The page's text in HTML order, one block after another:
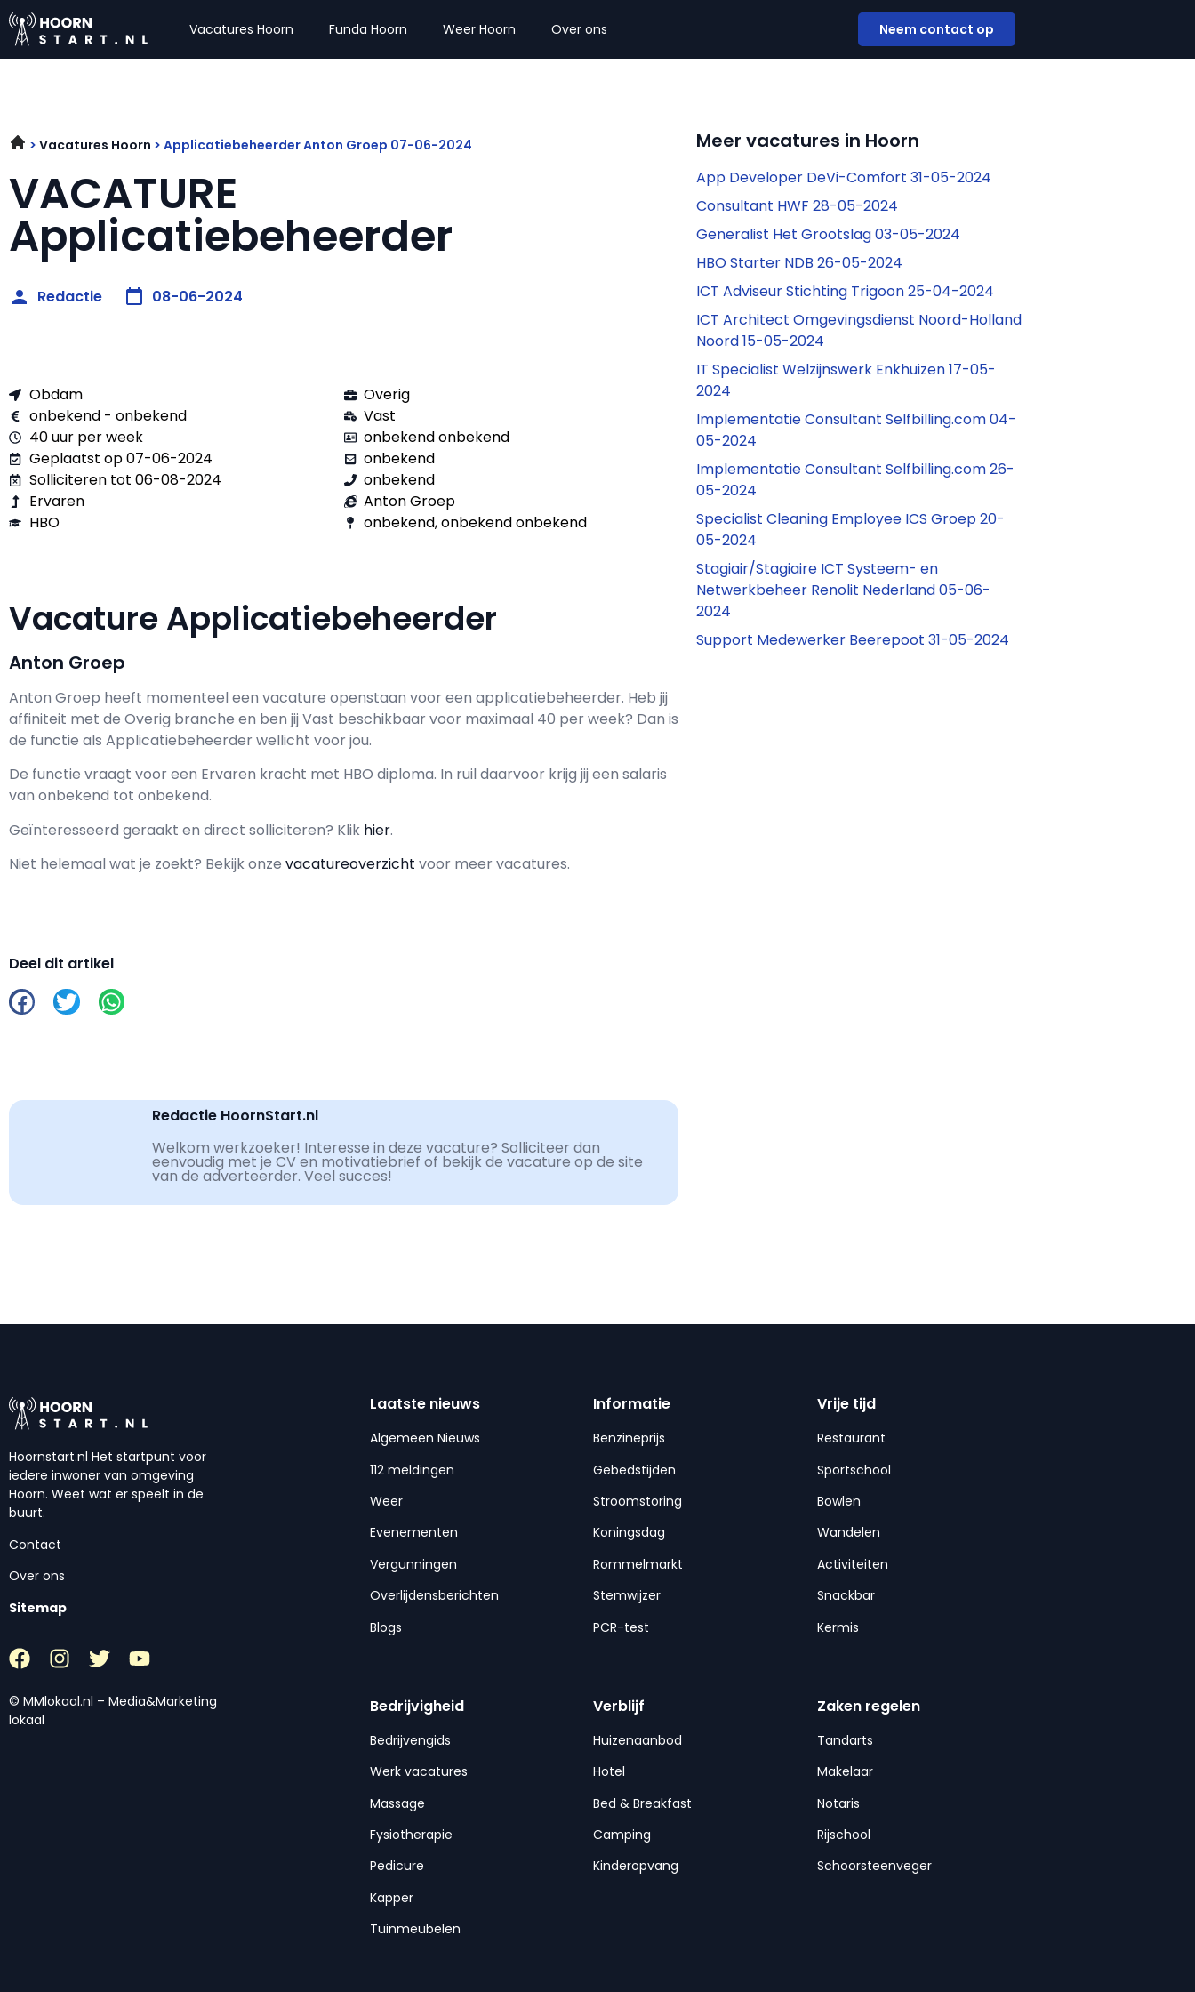
Vacatures Hoorn Funda Hoorn Weer Hoorn Over ons Neem contact op
Vacatures Hoorn Applicatiebeheerder Anton Groep 07-06-2024
VACATURE
Applicatiebeheerder
Redactie 08-06-2024
Obdam
onbekend - onbekend
40 uur per week
Geplaatst op 07-06-2024
Solliciteren tot 06-08-2024
Ervaren
HBO
Overig
Vast
onbekend onbekend
onbekend
onbekend
Anton Groep
onbekend, onbekend onbekend
Vacature Applicatiebeheerder
Anton Groep
Anton Groep heeft momenteel een vacature openstaan voor een applicatiebeheerder. Heb jij
affiniteit met de Overig branche en ben jij Vast beschikbaar voor maximaal 40 per week? Dan is
de functie als Applicatiebeheerder wellicht voor jou.
De functie vraagt voor een Ervaren kracht met HBO diploma. In ruil daarvoor krijg jij een salaris
van onbekend tot onbekend.
Geïnteresseerd geraakt en direct solliciteren? Klik hier.
Niet helemaal wat je zoekt? Bekijk onze vacatureoverzicht voor meer vacatures.
Deel dit artikel
Redactie HoornStart.nl
Welkom werkzoeker! Interesse in deze vacature? Solliciteer dan
eenvoudig met je CV en motivatiebrief of bekijk de vacature op de site
van de adverteerder. Veel succes!
Meer vacatures in Hoorn
App Developer DeVi-Comfort 31-05-2024
Consultant HWF 28-05-2024
Generalist Het Grootslag 03-05-2024
HBO Starter NDB 26-05-2024
ICT Adviseur Stichting Trigoon 25-04-2024
ICT Architect Omgevingsdienst Noord-Holland
Noord 15-05-2024
IT Specialist Welzijnswerk Enkhuizen 17-05-
2024
Implementatie Consultant Selfbilling.com 04-
05-2024
Implementatie Consultant Selfbilling.com 26-
05-2024
Specialist Cleaning Employee ICS Groep 20-
05-2024
Stagiair/Stagiaire ICT Systeem- en
Netwerkbeheer Renolit Nederland 05-06-
2024
Support Medewerker Beerepoot 31-05-2024
Hoornstart.nl Het startpunt voor
iedere inwoner van omgeving
Hoorn. Weet wat er speelt in de
buurt.
Contact
Over ons
Sitemap
© MMlokaal.nl – Media&Marketing
lokaal
Laatste nieuws
Algemeen Nieuws
112 meldingen
Weer
Evenementen
Vergunningen
Overlijdensberichten
Blogs
Informatie
Benzineprijs
Gebedstijden
Stroomstoring
Koningsdag
Rommelmarkt
Stemwijzer
PCR-test
Vrije tijd
Restaurant
Sportschool
Bowlen
Wandelen
Activiteiten
Snackbar
Kermis
Bedrijvigheid
Bedrijvengids
Werk vacatures
Massage
Fysiotherapie
Pedicure
Kapper
Tuinmeubelen
Verblijf
Huizenaanbod
Hotel
Bed & Breakfast
Camping
Kinderopvang
Zaken regelen
Tandarts
Makelaar
Notaris
Rijschool
Schoorsteenveger